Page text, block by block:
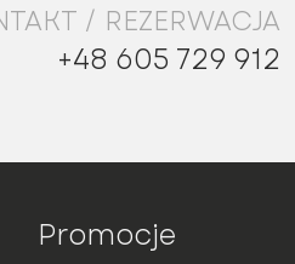
/ REZERWACJA
+48 605 729 912
Promocje